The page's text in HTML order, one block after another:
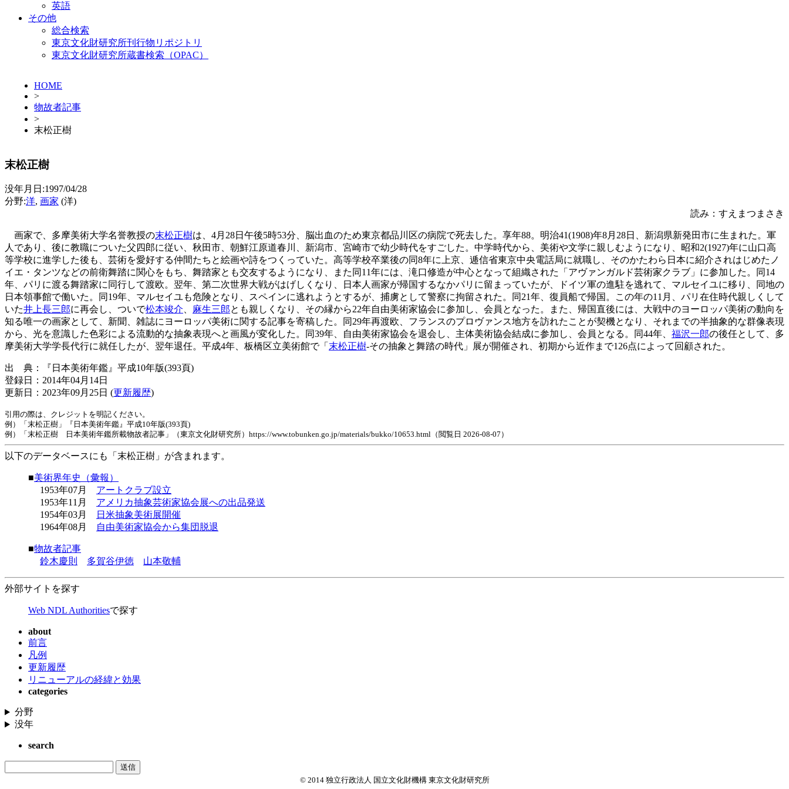
英語
その他
総合検索
東京文化財研究所刊行物リポジトリ
東京文化財研究所蔵書検索（OPAC）
HOME
>
物故者記事
>
末松正樹
末松正樹
没年月日:1997/04/28
分野:洋, 画家 (洋)
読み：すえまつまさき
画家で、多摩美術大学名誉教授の末松正樹は、4月28日午後5時53分、脳出血のため東京都品川区の病院で死去した。享年88。明治41(1908)年8月28日、新潟県新発田市に生まれた。軍
人であり、後に教職についた父四郎に従い、秋田市、朝鮮江原道春川、新潟市、宮崎市で幼少時代をすごした。中学時代から、美術や文学に親しむようになり、昭和2(1927)年に山口高
等学校に進学した後も、芸術を愛好する仲間たちと絵画や詩をつくっていた。高等学校卒業後の同8年に上京、逓信省東京中央電話局に就職し、そのかたわら日本に紹介されはじめたノ
イエ・タンツなどの前衛舞踏に関心をもち、舞踏家とも交友するようになり、また同11年には、滝口修造が中心となって組織された「アヴァンガルド芸術家クラブ」に参加した。同14
年、パリに渡る舞踏家に同行して渡欧。翌年、第二次世界大戦がはげしくなり、日本人画家が帰国するなかパリに留まっていたが、ドイツ軍の進駐を逃れて、マルセイユに移り、同地の
日本領事館で働いた。同19年、マルセイユも危険となり、スペインに逃れようとするが、捕虜として警察に拘留された。同21年、復員船で帰国。この年の11月、パリ在住時代親しくして
いた井上長三郎に再会し、ついで松本竣介 麻生三郎とも親しくなり、その縁から22年自由美術家協会に参加し、会員となった。また、帰国直後には、大戦中のヨーロッパ美術の動向を
知る唯一の画家として、新聞、雑誌にヨーロッパ美術に関する記事を寄稿した。同29年再渡欧、フランスのプロヴァンス地方を訪れたことが契機となり、それまでの半抽象的な群像表現
から、光を意識した色彩による流動的な抽象表現へと画風が変化した。同39年、自由美術家協会を退会し、主体美術協会結成に参加し、会員となる。同44年、 福沢一郎の後任として、多
摩美術大学学長代行に就任したが、翌年退任。平成4年、板橋区立美術館で「 末松正樹-その抽象と舞踏の時代」展が開催され、初期から近作まで126点によって回顧された。
出 典：『日本美術年鑑』平成10年版(393頁)
登録日：2014年04月14日
更新日：2023年09月25日 (更新履歴)
引用の際は、クレジットを明記ください。
例）「末松正樹」『日本美術年鑑』平成10年版(393頁)
例）「末松正樹 日本美術年鑑所載物故者記事」（東京文化財研究所）https://www.tobunken.go.jp/materials/bukko/10653.html（閲覧日 2026-08-07）
以下のデータベースにも「末松正樹」が含まれます。
■美術界年史（彙報）
1953年07月 アートクラブ設立
1953年11月 アメリカ抽象芸術家協会展への出品発送
1954年03月
日米抽象美術展開催
1964年08月
自由美術家協会から集団脱退
■物故者記事
鈴木慶則
多賀谷伊徳 山本敬輔
外部サイトを探す
Web NDL Authoritiesで探す
about
前言
凡例
更新履歴
リニューアルの経緯と効果
categories
分野
没年
search
© 2014 独立行政法人 国立文化財機構 東京文化財研究所